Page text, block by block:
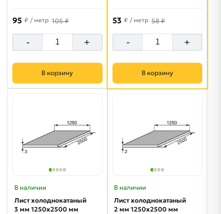
95 ₽ / метр 105 ₽
- +
В корзину
53 ₽ / метр 58 ₽
- +
В корзину
В наличии
Лист холоднокатаный
3 мм 1250х2500 мм
В наличии
Лист холоднокатаный
2 мм 1250х2500 мм